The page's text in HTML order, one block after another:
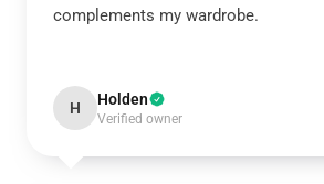
complements my wardrobe.
H Holden
Verified owner